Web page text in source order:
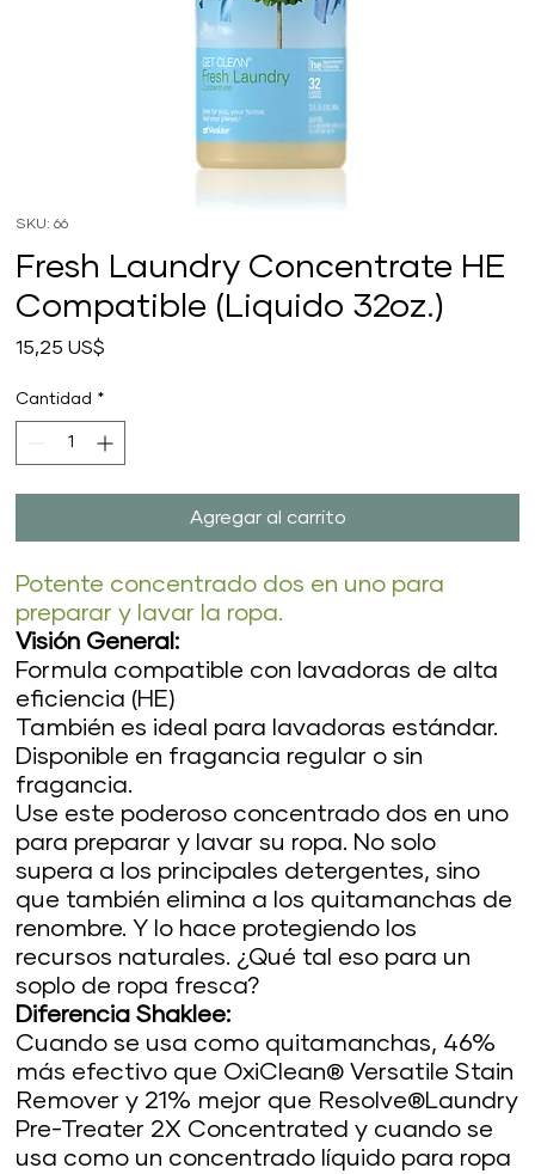
SKU: 66
Fresh Laundry Concentrate HE
Compatible (Liquido 32oz.)
15,25 US$
Cantidad *
Agregar al carrito
Potente concentrado dos en uno para
preparar y lavar la ropa.
Visión General:
Formula compatible con lavadoras de alta
eficiencia (HE)
También es ideal para lavadoras estándar.
Disponible en fragancia regular o sin
fragancia.
Use este poderoso concentrado dos en uno
para preparar y lavar su ropa. No solo
supera a los principales detergentes, sino
que también elimina a los quitamanchas de
renombre. Y lo hace protegiendo los
recursos naturales. ¿Qué tal eso para un
soplo de ropa fresca?
Diferencia Shaklee:
Cuando se usa como quitamanchas, 46%
más efectivo que OxiClean® Versatile Stain
Remover y 21% mejor que Resolve®Laundry
Pre-Treater 2X Concentrated y cuando se
usa como un concentrado líquido para ropa